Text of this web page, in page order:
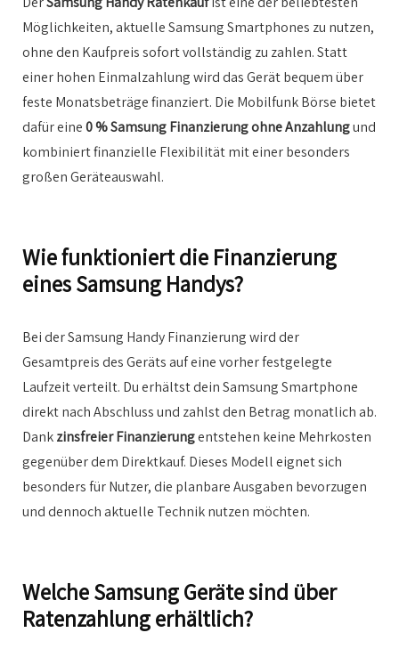
Möglichkeiten, aktuelle Samsung Smartphones zu nutzen,
ohne den Kaufpreis sofort vollständig zu zahlen. Statt
einer hohen Einmalzahlung wird das Gerät bequem über
feste Monatsbeträge finanziert. Die Mobilfunk Börse bietet
dafür eine0 % Samsung Finanzierung ohne Anzahlungund
kombiniert finanzielle Flexibilität mit einer besonders
großen Geräteauswahl.
Wie funktioniert die Finanzierung
eines Samsung Handys?
Bei der Samsung Handy Finanzierung wird der
Gesamtpreis des Geräts auf eine vorher festgelegte
Laufzeit verteilt. Du erhältst dein Samsung Smartphone
direkt nach Abschluss und zahlst den Betrag monatlich ab.
Dankzinsfreier Finanzierungentstehen keine Mehrkosten
gegenüber dem Direktkauf. Dieses Modell eignet sich
besonders für Nutzer, die planbare Ausgaben bevorzugen
und dennoch aktuelle Technik nutzen möchten.
Welche Samsung Geräte sind über
Ratenzahlung erhältlich?